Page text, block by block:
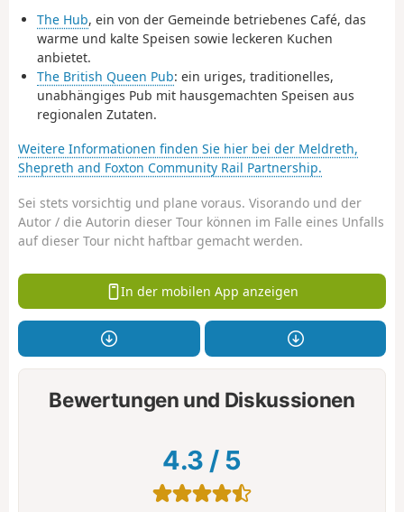
The Hub, ein von der Gemeinde betriebenes Café, das
warme und kalte Speisen sowie leckeren Kuchen
anbietet.
The British Queen Pub: ein uriges, traditionelles,
unabhängiges Pub mit hausgemachten Speisen aus
regionalen Zutaten.
Weitere Informationen finden Sie hier bei der Meldreth,
Shepreth and Foxton Community Rail Partnership.
Sei stets vorsichtig und plane voraus. Visorando und der
Autor / die Autorin dieser Tour können im Falle eines Unfalls
auf dieser Tour nicht haftbar gemacht werden.
In der mobilen App anzeigen
Bewertungen und Diskussionen
4.3 / 5